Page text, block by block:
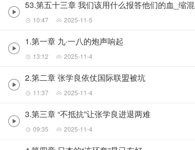
53.第五十三章 我们该用什么报答他们的血_缩混
10:47 2025-11-5
1.第一章 九·一八的炮声响起
13:12 2025-11-4
2.第二章 张学良依仗国际联盟被坑
11:37 2025-11-4
3.第三章 “不抵抗”让张学良进退两难
09:35 2025-11-4